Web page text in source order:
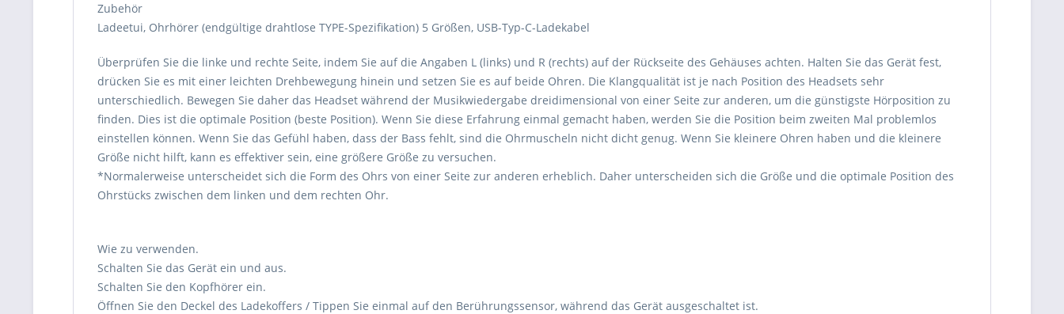
Zubehör
Ladeetui, Ohrhörer (endgültige drahtlose TYPE-Spezifikation) 5 Größen, USB-Typ-C-Ladekabel
Überprüfen Sie die linke und rechte Seite, indem Sie auf die Angaben L (links) und R (rechts) auf der Rückseite des Gehäuses achten. Halten Sie das Gerät fest,
drücken Sie es mit einer leichten Drehbewegung hinein und setzen Sie es auf beide Ohren. Die Klangqualität ist je nach Position des Headsets sehr
unterschiedlich. Bewegen Sie daher das Headset während der Musikwiedergabe dreidimensional von einer Seite zur anderen, um die günstigste Hörposition zu
finden. Dies ist die optimale Position (beste Position). Wenn Sie diese Erfahrung einmal gemacht haben, werden Sie die Position beim zweiten Mal problemlos
einstellen können. Wenn Sie das Gefühl haben, dass der Bass fehlt, sind die Ohrmuscheln nicht dicht genug. Wenn Sie kleinere Ohren haben und die kleinere
Größe nicht hilft, kann es effektiver sein, eine größere Größe zu versuchen.
*Normalerweise unterscheidet sich die Form des Ohrs von einer Seite zur anderen erheblich. Daher unterscheiden sich die Größe und die optimale Position des
Ohrstücks zwischen dem linken und dem rechten Ohr.
Wie zu verwenden.
Schalten Sie das Gerät ein und aus.
Schalten Sie den Kopfhörer ein.
Öffnen Sie den Deckel des Ladekoffers / Tippen Sie einmal auf den Berührungssensor, während das Gerät ausgeschaltet ist.